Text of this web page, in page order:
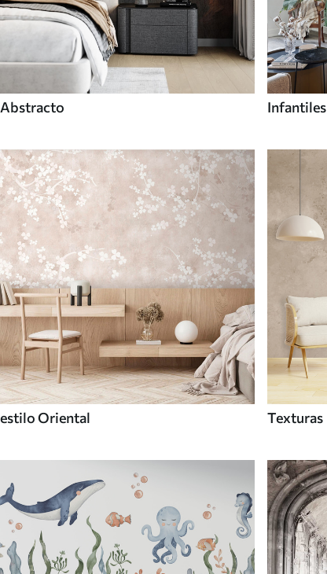
Abstracto Infantiles
estilo Oriental Texturas